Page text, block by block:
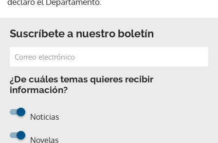
Suscríbete a nuestro boletín
¿De cuáles temas quieres recibir
información?
Noticias
Novelas